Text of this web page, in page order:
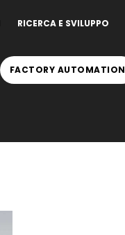
RICERCA E SVILUPPO
FACTORY AUTOMATION